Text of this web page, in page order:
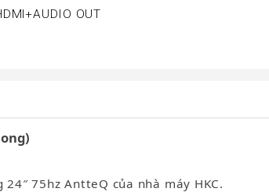
OUT
75hz AntteQ của nhà máy HKC.